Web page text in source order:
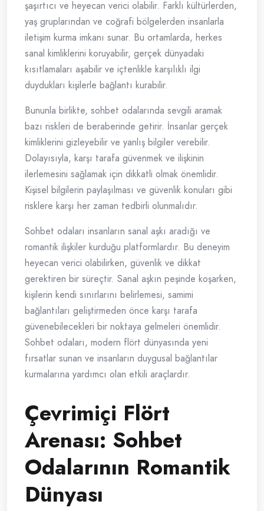
şaşırtıcı ve heyecan verici olabilir. Farklı kültürlerden,
yaş gruplarından ve coğrafi bölgelerden insanlarla
iletişim kurma imkanı sunar. Bu ortamlarda, herkes
sanal kimliklerini koruyabilir, gerçek dünyadaki
kısıtlamaları aşabilir ve içtenlikle karşılıklı ilgi
duydukları kişilerle bağlantı kurabilir.
Bununla birlikte, sohbet odalarında sevgili aramak
bazı riskleri de beraberinde getirir. İnsanlar gerçek
kimliklerini gizleyebilir ve yanlış bilgiler verebilir.
Dolayısıyla, karşı tarafa güvenmek ve ilişkinin
ilerlemesini sağlamak için dikkatli olmak önemlidir.
Kişisel bilgilerin paylaşılması ve güvenlik konuları gibi
risklere karşı her zaman tedbirli olunmalıdır.
Sohbet odaları insanların sanal aşkı aradığı ve
romantik ilişkiler kurduğu platformlardır. Bu deneyim
heyecan verici olabilirken, güvenlik ve dikkat
gerektiren bir süreçtir. Sanal aşkın peşinde koşarken,
kişilerin kendi sınırlarını belirlemesi, samimi
bağlantıları geliştirmeden önce karşı tarafa
güvenebilecekleri bir noktaya gelmeleri önemlidir.
Sohbet odaları, modern flört dünyasında yeni
fırsatlar sunan ve insanların duygusal bağlantılar
kurmalarına yardımcı olan etkili araçlardır.
Çevrimiçi Flört
Arenası: Sohbet
Odalarının Romantik
Dünyası